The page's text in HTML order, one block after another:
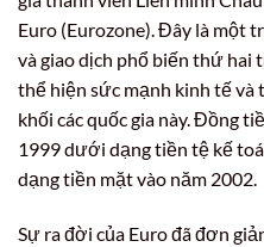
Euro (Eurozone). Đây là một
và giao dịch phổ biến thứ hai
thể hiện sức mạnh kinh tế và
khối các quốc gia này. Đồng
1999 dưới dạng tiền tệ kế
dạng tiền mặt vào năm 2002.
Sự ra đời của Euro đã đơn